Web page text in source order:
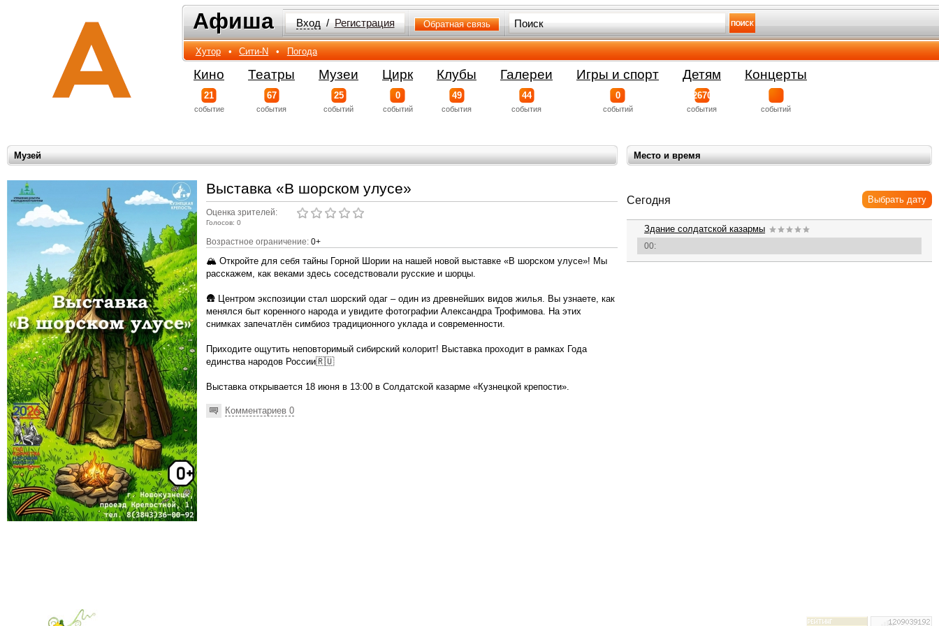
Афиша
Афиша Вход / Регистрация Обратная связь
Хутор • Сити-N • Погода
Кино
21
событиe
Театры
67
события
Музеи
25
событий
Цирк
0
событий
Клубы
49
события
Галереи
44
события
Игры и спорт
0
событий
Детям
2670
события
Концерты
событий
Место и время
Музей
Сегодня Выбрать дату
Здание солдатской казармы
00:
Выставка «В шорском улусе»
Оценка зрителей:
Голосов: 0
Возрастное ограничение: 0+
🏔 Откройте для себя тайны Горной Шории на нашей новой выставке «В шорском улусе»! Мы
расскажем, как веками здесь соседствовали русские и шорцы.
🛖 Центром экспозиции стал шорский одаг – один из древнейших видов жилья. Вы узнаете, как
менялся быт коренного народа и увидите фотографии Александра Трофимова. На этих
снимках запечатлён симбиоз традиционного уклада и современности.
Приходите ощутить неповторимый сибирский колорит! Выставка проходит в рамках Года
единства народов России🇷🇺
Выставка открывается 18 июня в 13:00 в Солдатской казарме «Кузнецкой крепости».
Комментариев 0